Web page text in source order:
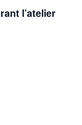
l’atelier